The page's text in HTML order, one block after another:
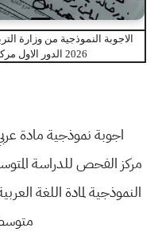
الاجوبة النموذجية من وزارة
2026 الدور الاول مركز الفحص والتصحيح الكنترول
اجوبة نموذجية مادة
مركز الفحص للدراسة